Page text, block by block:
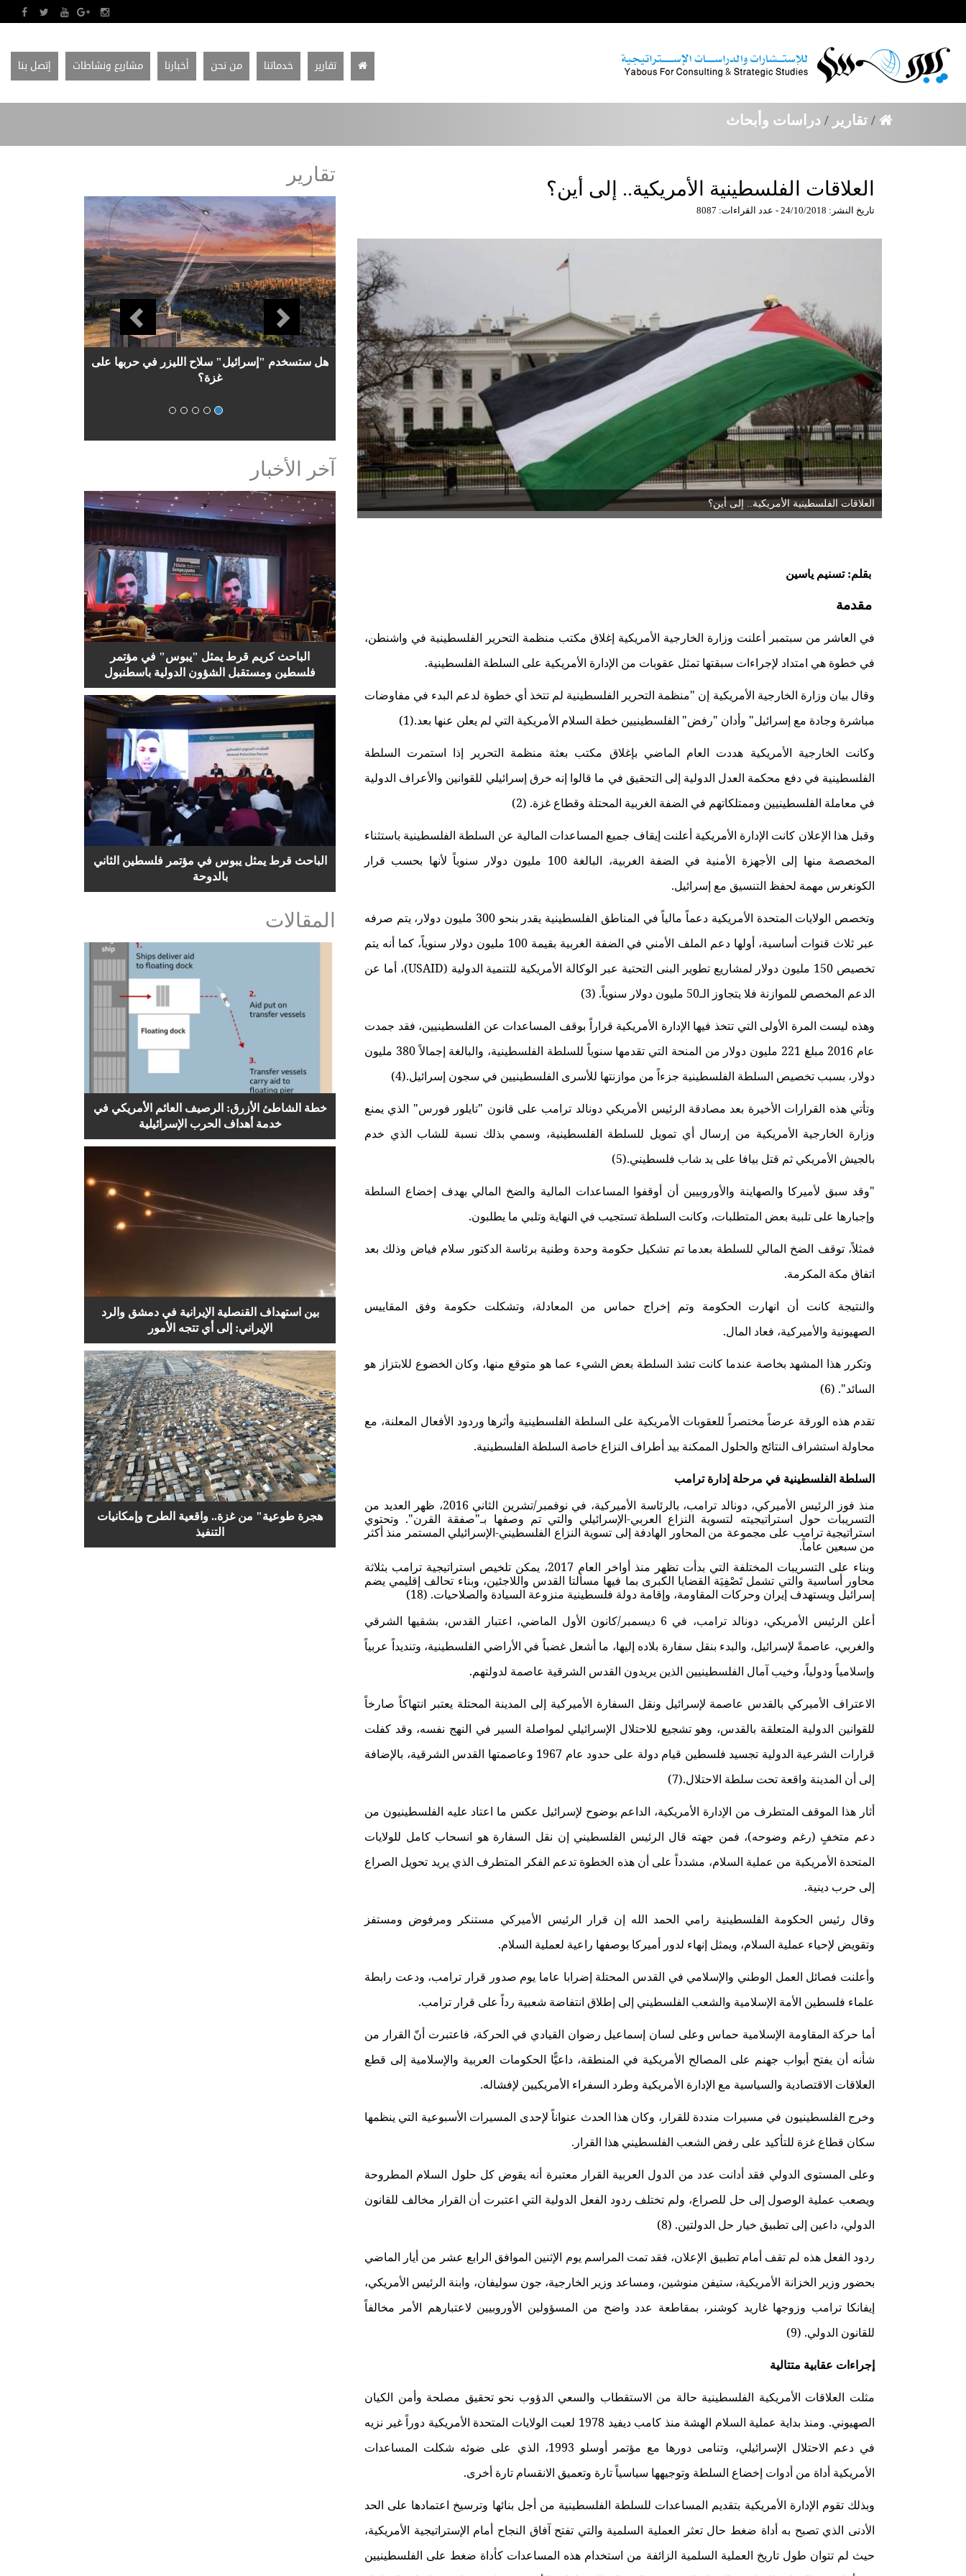
تقارير خدماتنا من نحن أخبارنا مشاريع ونشاطات إتصل بنا
/ تقارير / دراسات وأبحاث
العلاقات الفلسطينية الأمريكية.. إلى أين؟
تاريخ النشر: 24/10/2018 - عدد القراءات: 8087
العلاقات الفلسطينية الأمريكية.. إلى أين؟
بقلم: تسنيم ياسين
مقدمة
في العاشر من سبتمبر أعلنت وزارة الخارجية الأمريكية إغلاق مكتب منظمة التحرير الفلسطينية في واشنطن،
في خطوة هي امتداد لإجراءات سبقتها تمثل عقوبات من الإدارة الأمريكية على السلطة الفلسطينية.
وقال بيان وزارة الخارجية الأمريكية إن "منظمة التحرير الفلسطينية لم تتخذ أي خطوة لدعم البدء في مفاوضات
مباشرة وجادة مع إسرائيل" وأدان "رفض" الفلسطينيين خطة السلام الأمريكية التي لم يعلن عنها بعد.
(1)
وكانت الخارجية الأمريكية هددت العام الماضي بإغلاق مكتب بعثة منظمة التحرير إذا استمرت السلطة
الفلسطينية في دفع محكمة العدل الدولية إلى التحقيق في ما قالوا إنه خرق إسرائيلي للقوانين والأعراف الدولية
في معاملة الفلسطينيين وممتلكاتهم في الضفة الغربية المحتلة وقطاع غزة.
(2)
وقبل هذا الإعلان كانت الإدارة الأمريكية أعلنت إيقاف جميع المساعدات المالية عن السلطة الفلسطينية باستثناء
المخصصة منها إلى الأجهزة الأمنية في الضفة الغربية، البالغة 100 مليون دولار سنوياً لأنها بحسب قرار
الكونغرس مهمة لحفظ التنسيق مع إسرائيل.
وتخصص الولايات المتحدة الأمريكية دعماً مالياً في المناطق الفلسطينية يقدر بنحو 300 مليون دولار، يتم صرفه
عبر ثلاث قنوات أساسية، أولها دعم الملف الأمني في الضفة الغربية بقيمة 100 مليون دولار سنوياً، كما أنه يتم
تخصيص 150 مليون دولار لمشاريع تطوير البنى التحتية عبر الوكالة الأمريكية للتنمية الدولية (
USAID)، أما عن
الدعم المخصص للموازنة فلا يتجاوز الـ50 مليون دولار سنوياً. (3)
وهذه ليست المرة الأولى التي تتخذ فيها الإدارة الأمريكية قراراً بوقف المساعدات عن الفلسطينيين، فقد جمدت
عام 2016 مبلغ 221 مليون دولار من المنحة التي تقدمها سنوياً للسلطة الفلسطينية، والبالغة إجمالاً 380 مليون
دولار، بسبب تخصيص السلطة الفلسطينية جزءاً من موازنتها للأسرى الفلسطينيين في سجون إسرائيل.
(4)
وتأتي هذه القرارات الأخيرة بعد مصادقة الرئيس الأمريكي دونالد ترامب على قانون "تايلور فورس" الذي يمنع
وزارة الخارجية الأمريكية من إرسال أي تمويل للسلطة الفلسطينية، وسمي بذلك نسبة للشاب الذي خدم
بالجيش الأمريكي ثم قتل بيافا على يد شاب فلسطيني.(5)
"وقد سبق لأميركا والصهاينة والأوروبيين أن أوقفوا المساعدات المالية والضخ المالي بهدف إخضاع السلطة
وإجبارها على تلبية بعض المتطلبات، وكانت السلطة تستجيب في النهاية وتلبي ما يطلبون.
فمثلاً، توقف الضخ المالي للسلطة بعدما تم تشكيل حكومة وحدة وطنية برئاسة الدكتور سلام فياض وذلك بعد
اتفاق مكة المكرمة.
والنتيجة كانت أن انهارت الحكومة وتم إخراج حماس من المعادلة، وتشكلت حكومة وفق المقاييس
الصهيونية والأميركية، فعاد المال.
وتكرر هذا المشهد بخاصة عندما كانت تشذ السلطة بعض الشيء عما هو متوقع منها، وكان الخضوع للابتزاز هو
السائد". (6)
تقدم هذه الورقة عرضاً مختصراً للعقوبات الأمريكية على السلطة الفلسطينية وأثرها وردود الأفعال المعلنة، مع
محاولة استشراف النتائج والحلول الممكنة بيد أطراف النزاع خاصة السلطة الفلسطينية.
السلطة الفلسطينية في مرحلة إدارة ترامب
منذ فوز الرئيس الأميركي، دونالد ترامب، بالرئاسة الأميركية، في نوفمبر/تشرين الثاني 2016، ظهر العديد من
التسريبات حول استراتيجيته لتسوية النزاع العربي-الإسرائيلي والتي تم وصفها بـ"صفقة القرن". وتحتوي
استراتيجية ترامب على مجموعة من المحاور الهادفة إلى تسوية النزاع الفلسطيني-الإسرائيلي المستمر منذ أكثر
من سبعين عاماً.
وبناء على التسريبات المختلفة التي بدأت تظهر منذ أواخر العام 2017، يمكن تلخيص استراتيجية ترامب بثلاثة
محاور أساسية والتي تشمل تَصْفِيَة القضايا الكبرى بما فيها مسألتا القدس واللاجئين، وبناء تحالف إقليمي يضم
إسرائيل ويستهدف إيران وحركات المقاومة، وإقامة دولة فلسطينية منزوعة السيادة والصلاحيات. (18)
أعلن الرئيس الأمريكي، دونالد ترامب، في 6 ديسمبر/كانون الأول الماضي، اعتبار القدس، بشقيها الشرقي
والغربي، عاصمةً لإسرائيل، والبدء بنقل سفارة بلاده إليها، ما أشعل غضباً في الأراضي الفلسطينية، وتنديداً عربياً
وإسلامياً ودولياً، وخيب آمال الفلسطينيين الذين يريدون القدس الشرقية عاصمة لدولتهم.
الاعتراف الأميركي بالقدس عاصمة لإسرائيل ونقل السفارة الأميركية إلى المدينة المحتلة يعتبر انتهاكاً صارخاً
للقوانين الدولية المتعلقة بالقدس، وهو تشجيع للاحتلال الإسرائيلي لمواصلة السير في النهج نفسه، وقد كفلت
قرارات الشرعية الدولية تجسيد
قيام دولة فلسطين
على حدود عام 1967 وعاصمتها القدس الشرقية، بالإضافة
إلى أن المدينة واقعة تحت سلطة الاحتلال.
(7)
أثار هذا الموقف المتطرف من الإدارة الأمريكية، الداعم بوضوح لإسرائيل عكس ما اعتاد عليه الفلسطينيون من
دعم متخفٍ (رغم وضوحه)، فمن جهته قال الرئيس الفلسطيني إن نقل السفارة هو انسحاب كامل للولايات
المتحدة الأمريكية من عملية السلام، مشدداً على أن هذه الخطوة تدعم الفكر المتطرف الذي يريد تحويل الصراع
إلى حرب دينية.
وقال رئيس الحكومة الفلسطينية رامي الحمد الله إن قرار الرئيس الأميركي مستنكر ومرفوض ومستفز
وتقويض لإحياء عملية السلام، ويمثل إنهاء لدور أميركا بوصفها راعية لعملية السلام.
وأعلنت فصائل العمل الوطني والإسلامي في القدس المحتلة إضرابا عاما يوم صدور قرار ترامب، ودعت رابطة
علماء فلسطين الأمة الإسلامية والشعب الفلسطيني إلى إطلاق انتفاضة شعبية رداً على قرار ترامب.
أما حركة المقاومة الإسلامية حماس وعلى لسان إسماعيل رضوان القيادي في الحركة، فاعتبرت أنّ القرار من
شأنه أن يفتح أبواب جهنم على المصالح الأمريكية في المنطقة، داعيًّا الحكومات العربية والإسلامية إلى قطع
العلاقات الاقتصادية والسياسية مع الإدارة الأمريكية وطرد السفراء الأمريكيين لإفشاله.
وخرج الفلسطينيون في مسيرات منددة للقرار، وكان هذا الحدث عنواناً لإحدى المسيرات الأسبوعية التي ينظمها
سكان قطاع غزة للتأكيد على رفض الشعب الفلسطيني هذا القرار.
وعلى المستوى الدولي فقد أدانت عدد من الدول العربية القرار معتبرة أنه يقوض كل حلول السلام المطروحة
ويصعب عملية الوصول إلى حل للصراع، ولم تختلف ردود الفعل الدولية التي اعتبرت أن القرار مخالف للقانون
الدولي، داعين إلى تطبيق خيار حل الدولتين. (8)
ردود الفعل هذه لم تقف أمام تطبيق الإعلان، فقد تمت المراسم يوم الإثنين الموافق الرابع عشر من أيار الماضي
بحضور وزير الخزانة الأمريكية، ستيفن منوشين، ومساعد وزير الخارجية، جون سوليفان، وابنة الرئيس الأمريكي،
إيفانكا ترامب وزوجها غاريد كوشنر، بمقاطعة عدد واضح من المسؤولين الأوروبيين لاعتبارهم الأمر مخالفاً
للقانون الدولي. (9)
إجراءات عقابية متتالية
مثلت العلاقات الأمريكية الفلسطينية حالة من الاستقطاب والسعي الدؤوب نحو تحقيق مصلحة وأمن الكيان
الصهيوني. ومنذ بداية عملية السلام الهشة منذ كامب ديفيد 1978 لعبت الولايات المتحدة الأمريكية دوراً غير نزيه
في دعم الاحتلال الإسرائيلي، وتنامى دورها مع مؤتمر أوسلو 1993، الذي على ضوئه شكلت المساعدات
الأمريكية أداة من أدوات إخضاع السلطة وتوجيهها سياسياً تارة وتعميق الانقسام تارة أخرى.
وبذلك تقوم الإدارة الأمريكية بتقديم المساعدات للسلطة الفلسطينية من أجل بنائها وترسيخ اعتمادها على الحد
الأدنى الذي تصبح به أداة ضغط حال تعثر العملية السلمية والتي تفتح آفاق النجاح أمام الإستراتيجية الأمريكية،
حيث لم تتوان طول تاريخ العملية السلمية الزائفة من استخدام هذه المساعدات كأداة ضغط على الفلسطينيين
تقارير
دراسة تحليلية: حماس والنظام السوري..علاقة
مضطربة
Next
آخر الأخبار
الباحث كريم قرط يمثل "يبوس" في مؤتمر
فلسطين ومستقبل الشؤون الدولية باسطنبول
الباحث قرط يمثل يبوس في مؤتمر فلسطين الثاني
بالدوحة
المقالات
خطة الشاطئ الأزرق: الرصيف العائم الأمريكي في
خدمة أهداف الحرب الإسرائيلية
بين استهداف القنصلية الإيرانية في دمشق والرد
الإيراني: إلى أي تتجه الأمور
هجرة طوعية" من غزة.. واقعية الطرح وإمكانيات
التنفيذ